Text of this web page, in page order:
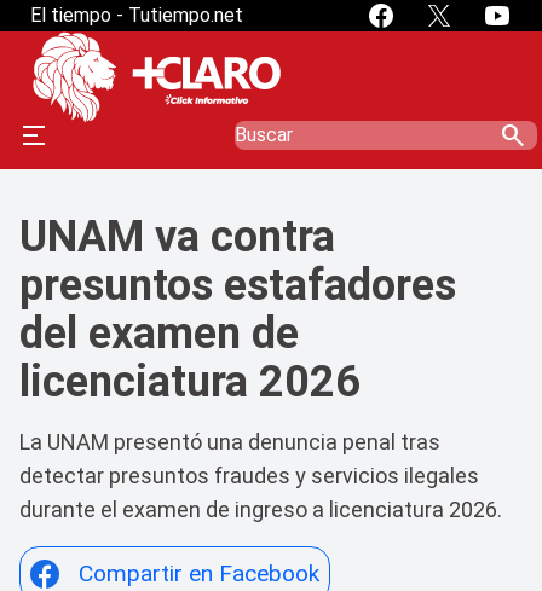
El tiempo - Tutiempo.net
search
UNAM va contra
presuntos estafadores
del examen de
licenciatura 2026
La UNAM presentó una denuncia penal tras
detectar presuntos fraudes y servicios ilegales
durante el examen de ingreso a licenciatura 2026.
Compartir en Facebook